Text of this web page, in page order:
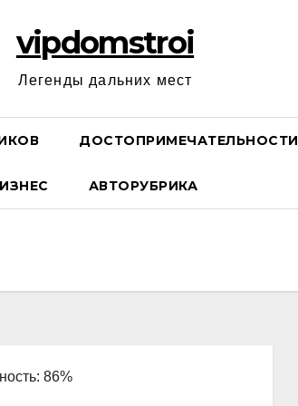
vipdomstroi
Легенды дальних мест
ДОСТОПРИМЕЧАТЕЛЬНОСТИ
АВТОРУБРИКА
86%